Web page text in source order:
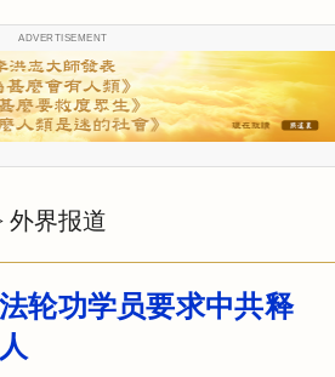
ADVERTISEMENT
外界报道
轮功学员要求中共释